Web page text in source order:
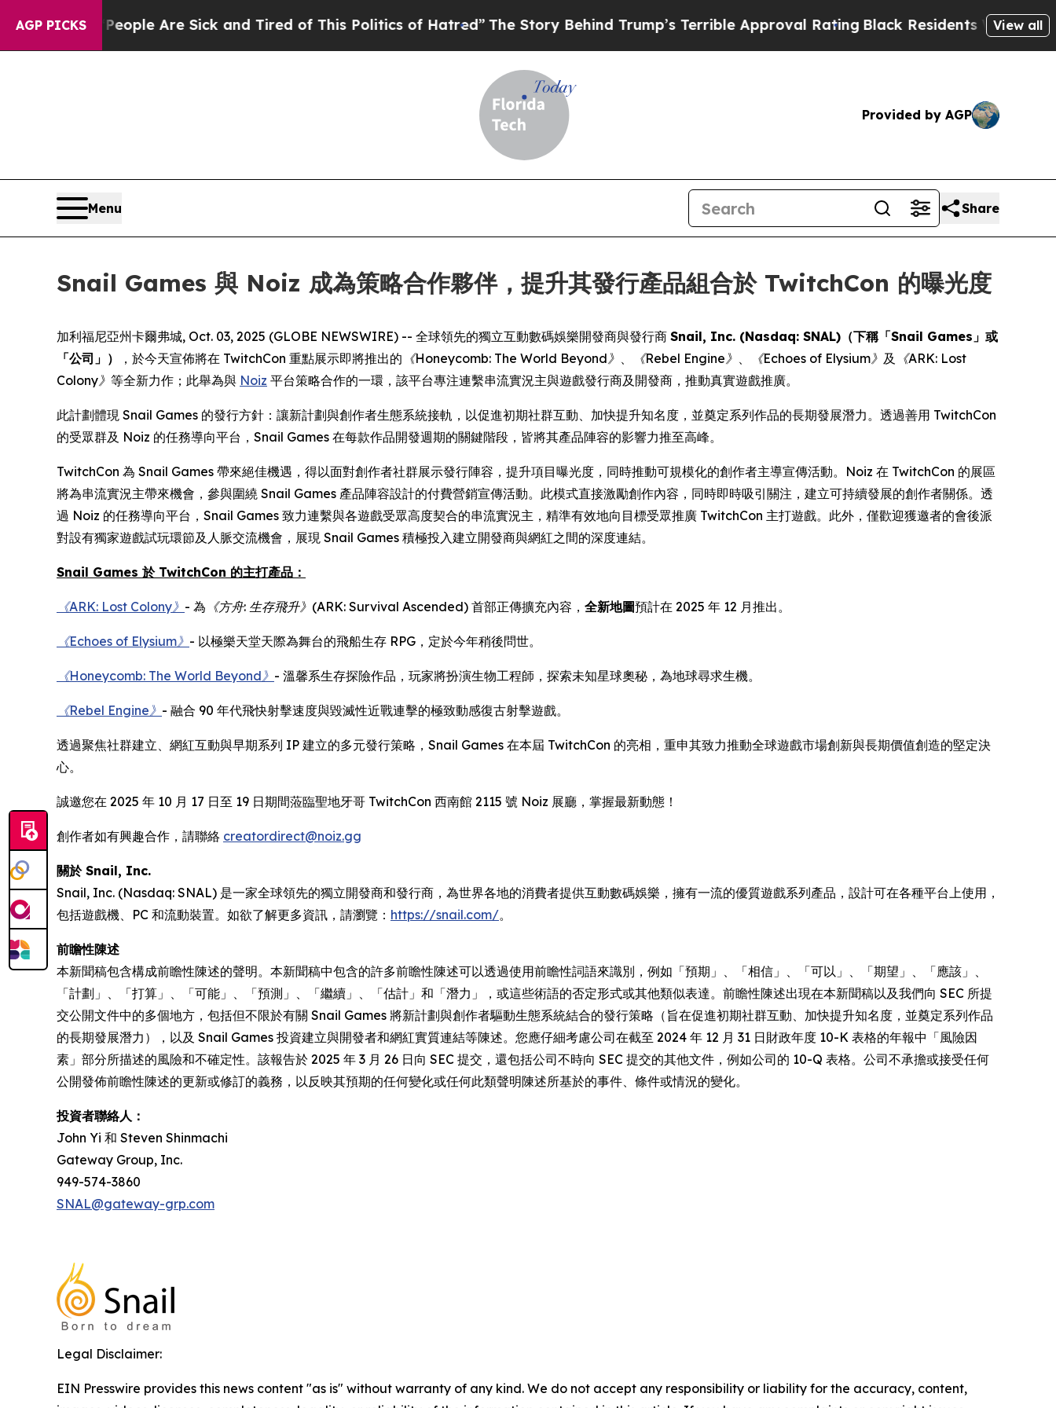
AGP PICKS
“People Are Sick and Tired of This Politics of Hatred”The Story Behind Trump’s Terrible Approval Rating Black Residents Warned ofView all
Provided by AGP
Menu Share
Snail Games 與 Noiz 成為策略合作夥伴，提升其發行產品組合於 TwitchCon 的曝光度
加利福尼亞州卡爾弗城, Oct. 03, 2025 (GLOBE NEWSWIRE) -- 全球領先的獨立互動數碼娛樂開發商與發行商 Snail, Inc. (Nasdaq: SNAL)（下稱「Snail Games」或
「公司」）
，於今天宣佈將在 TwitchCon 重點展示即將推出的 《Honeycomb: The World Beyond》 、 《Rebel Engine》 、 《Echoes of Elysium》 及
《ARK: Lost
Colony》 等全新力作；此舉為與 Noiz 平台策略合作的一環，該平台專注連繫串流實況主與遊戲發行商及開發商，推動真實遊戲推廣。
此計劃體現 Snail Games 的發行方針：讓新計劃與創作者生態系統接軌，以促進初期社群互動、加快提升知名度，並奠定系列作品的長期發展潛力。透過善用 TwitchCon
的受眾群及 Noiz 的任務導向平台，Snail Games 在每款作品開發週期的關鍵階段，皆將其產品陣容的影響力推至高峰。
TwitchCon 為 Snail Games 帶來絕佳機遇，得以面對創作者社群展示發行陣容，提升項目曝光度，同時推動可規模化的創作者主導宣傳活動。Noiz 在 TwitchCon 的展區
將為串流實況主帶來機會，參與圍繞 Snail Games 產品陣容設計的付費營銷宣傳活動。此模式直接激勵創作內容，同時即時吸引關注，建立可持續發展的創作者關係。透
過 Noiz 的任務導向平台，Snail Games 致力連繫與各遊戲受眾高度契合的串流實況主，精準有效地向目標受眾推廣 TwitchCon 主打遊戲。此外，僅歡迎獲邀者的會後派
對設有獨家遊戲試玩環節及人脈交流機會，展現 Snail Games 積極投入建立開發商與網紅之間的深度連結。
Snail Games 於 TwitchCon 的主打產品：
《ARK: Lost Colony》 - 為 《方舟: 生存飛升》 (ARK: Survival Ascended) 首部正傳擴充內容， 全新地圖預計在 2025 年 12 月推出。
《Echoes of Elysium》 - 以極樂天堂天際為舞台的飛船生存 RPG，定於今年稍後問世。
《Honeycomb: The World Beyond》 - 溫馨系生存探險作品，玩家將扮演生物工程師，探索未知星球奧秘，為地球尋求生機。
《Rebel Engine》 - 融合 90 年代飛快射擊速度與毀滅性近戰連擊的極致動感復古射擊遊戲。
透過聚焦社群建立、網紅互動與早期系列 IP 建立的多元發行策略，Snail Games 在本屆 TwitchCon 的亮相，重申其致力推動全球遊戲市場創新與長期價值創造的堅定決
心。
誠邀您在 2025 年 10 月 17 日至 19 日期間蒞臨聖地牙哥 TwitchCon 西南館 2115 號 Noiz 展廳，掌握最新動態！
創作者如有興趣合作，請聯絡 creatordirect@noiz.gg
關於 Snail, Inc.
Snail, Inc. (Nasdaq: SNAL) 是一家全球領先的獨立開發商和發行商，為世界各地的消費者提供互動數碼娛樂，擁有一流的優質遊戲系列產品，設計可在各種平台上使用，
包括遊戲機、PC 和流動裝置。如欲了解更多資訊，請瀏覽： https://snail.com/。
前瞻性陳述
本新聞稿包含構成前瞻性陳述的聲明。本新聞稿中包含的許多前瞻性陳述可以透過使用前瞻性詞語來識別，例如「預期」、「相信」、「可以」、「期望」、「應該」、
「計劃」、「打算」、「可能」、「預測」、「繼續」、「估計」和「潛力」，或這些術語的否定形式或其他類似表達。前瞻性陳述出現在本新聞稿以及我們向 SEC 所提
交公開文件中的多個地方，包括但不限於有關 Snail Games 將新計劃與創作者驅動生態系統結合的發行策略（旨在促進初期社群互動、加快提升知名度，並奠定系列作品
的長期發展潛力），以及 Snail Games 投資建立與開發者和網紅實質連結等陳述。您應仔細考慮公司在截至 2024 年 12 月 31 日財政年度 10-K 表格的年報中「風險因
素」部分所描述的風險和不確定性。該報告於 2025 年 3 月 26 日向 SEC 提交，還包括公司不時向 SEC 提交的其他文件，例如公司的 10-Q 表格。公司不承擔或接受任何
公開發佈前瞻性陳述的更新或修訂的義務，以反映其預期的任何變化或任何此類聲明陳述所基於的事件、條件或情況的變化。
投資者聯絡人：
John Yi 和 Steven Shinmachi
Gateway Group, Inc.
949-574-3860
SNAL@gateway-grp.com
Legal Disclaimer:
EIN Presswire provides this news content "as is" without warranty of any kind. We do not accept any responsibility or liability for the accuracy, content,